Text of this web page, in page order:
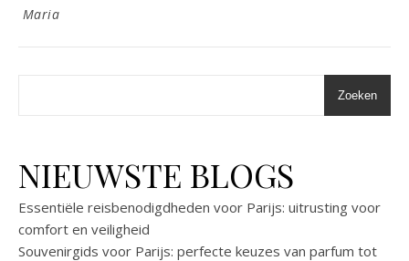
Maria
Zoeken
NIEUWSTE BLOGS
Essentiële reisbenodigdheden voor Parijs: uitrusting voor
comfort en veiligheid
Souvenirgids voor Parijs: perfecte keuzes van parfum tot